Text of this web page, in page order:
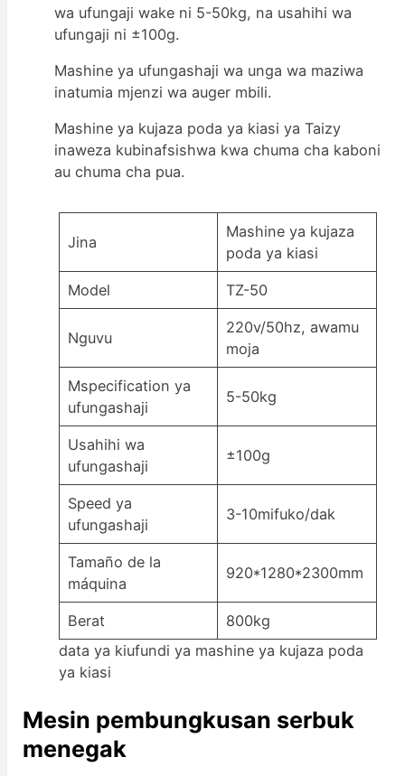
wa ufungaji wake ni 5-50kg, na usahihi wa
ufungaji ni ±100g.
Mashine ya ufungashaji wa unga wa maziwa
inatumia mjenzi wa auger mbili.
Mashine ya kujaza poda ya kiasi ya Taizy
inaweza kubinafsishwa kwa chuma cha kaboni
au chuma cha pua.
Jina
Mashine ya kujaza
poda ya kiasi
Model TZ-50
Nguvu
220v/50hz, awamu
moja
Mspecification ya
ufungashaji
5-50kg
Usahihi wa
ufungashaji
±100g
Speed ya
ufungashaji
3-10mifuko/dak
Tamaño de la
máquina
920*1280*2300mm
Berat
800kg
data ya kiufundi ya mashine ya kujaza poda
ya kiasi
Mesin pembungkusan serbuk
menegak